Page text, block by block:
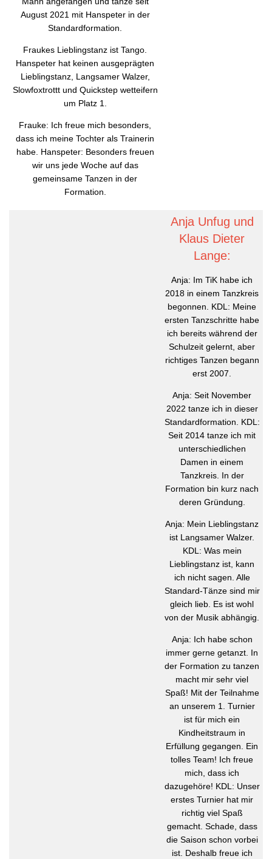
August 2021 mit Hanspeter in der
Standardformation.
Fraukes Lieblingstanz ist Tango.
Hanspeter hat keinen ausgeprägten
Lieblingstanz, Langsamer Walzer,
Slowfoxtrottt und Quickstep wetteifern
um Platz 1.
Frauke: Ich freue mich besonders,
dass ich meine Tochter als Trainerin
habe. Hanspeter: Besonders freuen
wir uns jede Woche auf das
gemeinsame Tanzen in der
Formation.
Anja Unfug und
Klaus Dieter
Lange:
Anja: Im TiK habe ich
2018 in einem Tanzkreis
begonnen. KDL: Meine
ersten Tanzschritte habe
ich bereits während der
Schulzeit gelernt, aber
richtiges Tanzen begann
erst 2007.
Anja: Seit November
2022 tanze ich in dieser
Standardformation. KDL:
Seit 2014 tanze ich mit
unterschiedlichen
Damen in einem
Tanzkreis. In der
Formation bin kurz nach
deren Gründung.
Anja: Mein Lieblingstanz
ist Langsamer Walzer.
KDL: Was mein
Lieblingstanz ist, kann
ich nicht sagen. Alle
Standard-Tänze sind mir
gleich lieb. Es ist wohl
von der Musik abhängig.
Anja: Ich habe schon
immer gerne getanzt. In
der Formation zu tanzen
macht mir sehr viel
Spaß! Mit der Teilnahme
an unserem 1. Turnier
ist für mich ein
Kindheitstraum in
Erfüllung gegangen. Ein
tolles Team! Ich freue
mich, dass ich
dazugehöre! KDL: Unser
erstes Turnier hat mir
richtig viel Spaß
gemacht. Schade, dass
die Saison schon vorbei
ist. Deshalb freue ich